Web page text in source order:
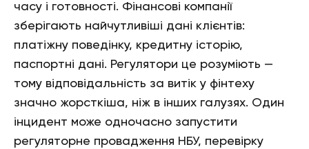
часу і готовності. Фінансові компанії
зберігають найчутливіші дані клієнтів:
платіжну поведінку, кредитну історію,
паспортні дані. Регулятори це розуміють —
тому відповідальність за витік у фінтеху
значно жорсткіша, ніж в інших галузях. Один
інцидент може одночасно запустити
регуляторне провадження НБУ, перевірку